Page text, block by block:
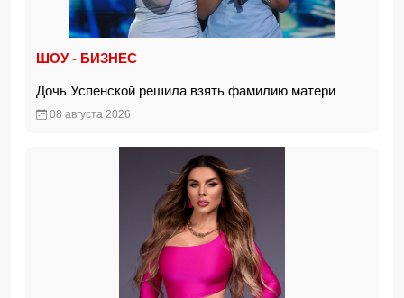
ШОУ - БИЗНЕС
Дочь Успенской решила взять фамилию матери
08 августа 2026